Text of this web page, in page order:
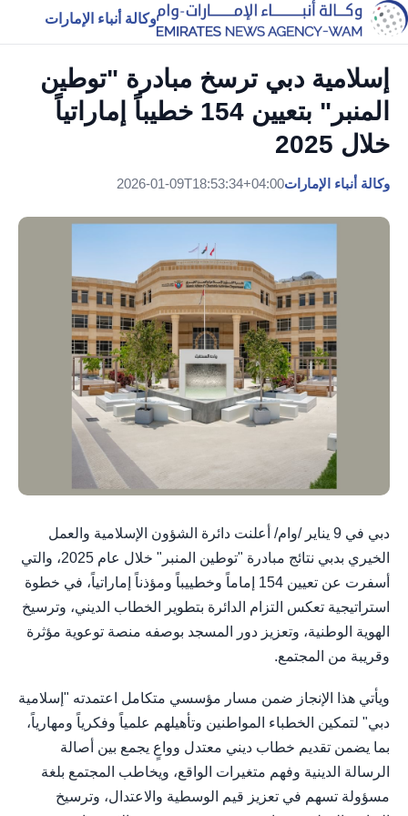
وكالة أنباء الإمارات
إسلامية دبي ترسخ مبادرة "توطين
المنبر" بتعيين 154 خطيباً إماراتياً
خلال 2025
وكالة أنباء الإمارات2026-01-09T18:53:34+04:00
دبي في 9 يناير /وام/ أعلنت دائرة الشؤون الإسلامية والعمل
الخيري بدبي نتائج مبادرة "توطين المنبر" خلال عام 2025، والتي
أسفرت عن تعيين 154 إماماً وخطييباً ومؤذناً إماراتياً، في خطوة
استراتيجية تعكس التزام الدائرة بتطوير الخطاب الديني، وترسيخ
الهوية الوطنية، وتعزيز دور المسجد بوصفه منصة توعوية مؤثرة
وقريبة من المجتمع.
ويأتي هذا الإنجاز ضمن مسار مؤسسي متكامل اعتمدته "إسلامية
دبي" لتمكين الخطباء المواطنين وتأهيلهم علمياً وفكرياً ومهارياً،
بما يضمن تقديم خطاب ديني معتدل وواعٍ يجمع بين أصالة
الرسالة الدينية وفهم متغيرات الواقع، ويخاطب المجتمع بلغة
مسؤولة تسهم في تعزيز قيم الوسطية والاعتدال، وترسيخ